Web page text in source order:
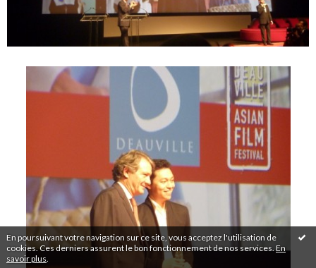
En poursuivant votre navigation sur ce site, vous acceptez l'utilisation de
cookies. Ces derniers assurent le bon fonctionnement de nos services. En
savoir plus